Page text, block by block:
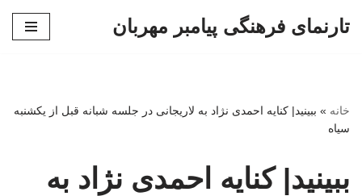
تارنمای فرهنگی پیامبر مهربان
خانه » ببینید| کنایه احمدی نژاد به لاریجانی در جلسه شبانه قبل از یکشنبه
سیاه
ببینید| کنایه احمدی نژاد به